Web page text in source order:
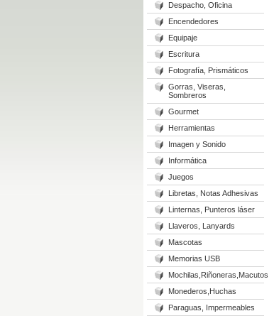
Despacho, Oficina
Encendedores
Equipaje
Escritura
Fotografía, Prismáticos
Gorras, Viseras,
Sombreros
Gourmet
Herramientas
Imagen y Sonido
Informática
Juegos
Libretas, Notas Adhesivas
Linternas, Punteros láser
Llaveros, Lanyards
Mascotas
Memorias USB
Mochilas,Riñoneras,Macutos
Monederos,Huchas
Paraguas, Impermeables